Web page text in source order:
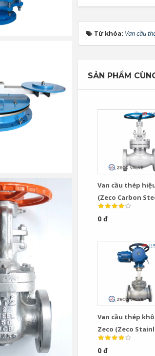
Từ khóa: Van cầu
SẢN PHẨM
Van cầu thép
(Zeco Carbon
Valve)
0 đ
Van cầu thép
Zeco (Zeco
Globe Valve)
0 đ